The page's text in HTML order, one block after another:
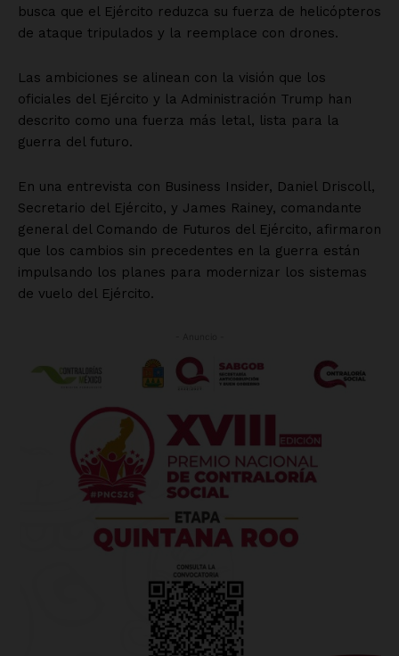
busca que el Ejército reduzca su fuerza de helicópteros
de ataque tripulados y la reemplace con drones.
Las ambiciones se alinean con la visión que los
oficiales del Ejército y la Administración Trump han
descrito como una fuerza más letal, lista para la
guerra del futuro.
En una entrevista con Business Insider, Daniel Driscoll,
Secretario del Ejército, y James Rainey, comandante
general del Comando de Futuros del Ejército, afirmaron
que los cambios sin precedentes en la guerra están
impulsando los planes para modernizar los sistemas
de vuelo del Ejército.